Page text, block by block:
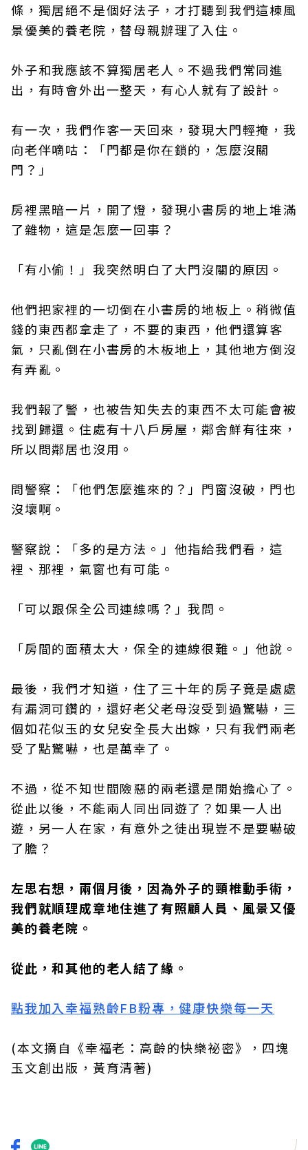
條，獨居絕不是個好法子，才打聽到我們這棟風
景優美的養老院，替母親辦理了入住。
外子和我應該不算獨居老人。不過我們常同進
出，有時會外出一整天，有心人就有了設計。
有一次，我們作客一天回來，發現大門輕掩，我
向老伴嘀咕：「門都是你在鎖的，怎麼沒關
門？」
房裡黑暗一片，開了燈，發現小書房的地上堆滿
了雜物，這是怎麼一回事？
「有小偷！」我突然明白了大門沒關的原因。
他們把家裡的一切倒在小書房的地板上。稍微值
錢的東西都拿走了，不要的東西，他們還算客
氣，只亂倒在小書房的木板地上，其他地方倒沒
有弄亂。
我們報了警，也被告知失去的東西不太可能會被
找到歸還。住處有十八戶房屋，鄰舍鮮有往來，
所以問鄰居也沒用。
問警察：「他們怎麼進來的？」門窗沒破，門也
沒壞啊。
警察說：「多的是方法。」他指給我們看，這
裡、那裡，氣窗也有可能。
「可以跟保全公司連線嗎？」我問。
「房間的面積太大，保全的連線很難。」他說。
最後，我們才知道，住了三十年的房子竟是處處
有漏洞可鑽的，還好老父老母沒受到過驚嚇，三
個如花似玉的女兒安全長大出嫁，只有我們兩老
受了點驚嚇，也是萬幸了。
不過，從不知世間險惡的兩老還是開始擔心了。
從此以後，不能兩人同出同遊了？如果一人出
遊，另一人在家，有意外之徒出現豈不是要嚇破
了膽？
左思右想，兩個月後，因為外子的頸椎動手術，
我們就順理成章地住進了有照顧人員、風景又優
美的養老院。
從此，和其他的老人結了緣。
點我加入幸福熟齡FB粉專，健康快樂每一天
(本文摘自《幸福老：高齡的快樂祕密》，四塊
玉文創出版，黃育清著)